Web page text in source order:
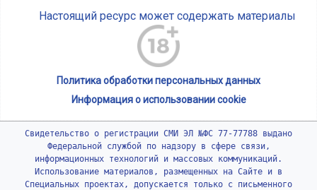
Настоящий ресурс может содержать материалы
Политика обработки персональных данных
Информация о использовании cookie
Свидетельство о регистрации СМИ ЭЛ №ФС 77-77788 выдано
Федеральной службой по надзору в сфере связи,
информационных технологий и массовых коммуникаций.
Использование материалов, размещенных на Сайте и в
Специальных проектах, допускается только с письменного